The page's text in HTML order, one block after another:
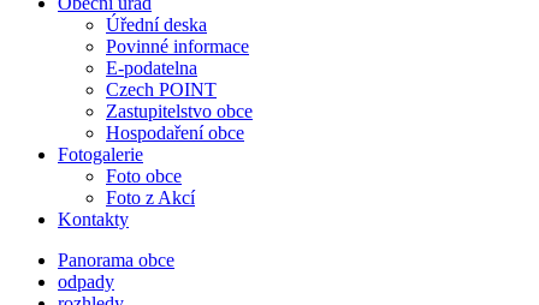
Úřední deska
Povinné informace
E-podatelna
Czech POINT
Zastupitelstvo obce
Hospodaření obce
Fotogalerie
Foto obce
Foto z Akcí
Kontakty
Panorama obce
odpady